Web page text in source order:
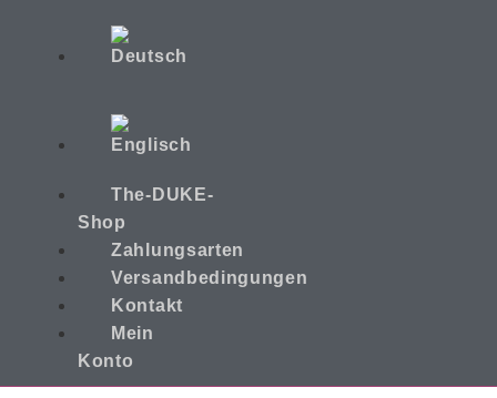
The-DUKE-
Shop
Zahlungsarten
Versandbedingungen
Kontakt
Mein
Konto